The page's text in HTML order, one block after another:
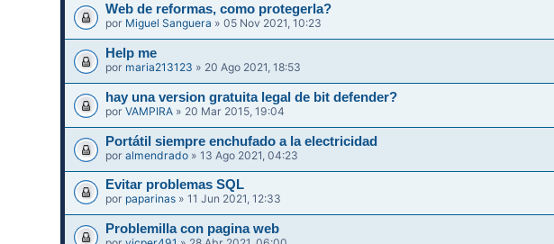
Web de reformas, como protegerla?
por Miguel Sanguera » 05 Nov 2021, 10:23
Help me
por maria213123 » 20 Ago 2021, 18:53
hay una version gratuita legal de bit defender?
porVAMPIRA » 20 Mar 2015, 19:04
Portátil siempre enchufado a la electricidad
poralmendrado » 13 Ago 2021, 04:23
Evitar problemas SQL
por paparinas » 11 Jun 2021, 12:33
Problemilla con pagina web